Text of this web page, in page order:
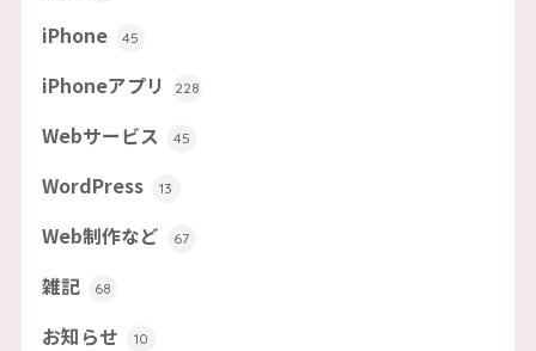
iPhone 45
iPhoneアプリ 228
Webサービス 45
WordPress 13
Web制作など 67
雑記 68
お知らせ 10